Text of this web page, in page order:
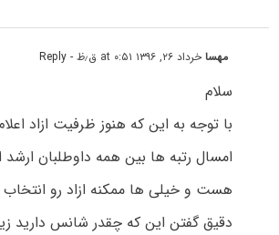
مهساخرداد ۲۶, ۱۳۹۶ at ۰:۵۱ ق٫ظ - Reply
سلام
با توجه به این که هنوز ظرفیت ازاد
امسال رتبه ها بین همه داوطلبان ارشد
هست و خیلی ها ممکنه ازاد رو انتخاب
دقیق گفتن این که چقدر شانس دارید